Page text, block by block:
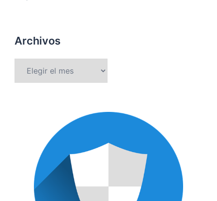
Archivos